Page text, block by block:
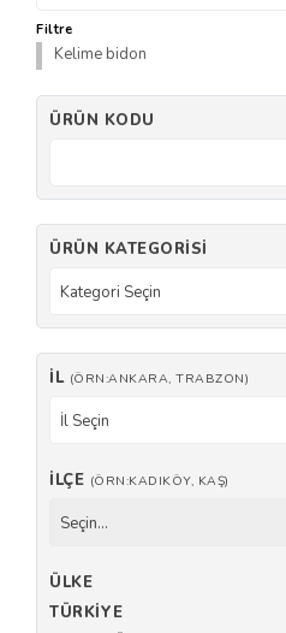
Filtre
Kelime bidon
ÜRÜN KODU
ÜRÜN KATEGORISI
Kategori Seçin
İL (ÖRN:ANKARA, TRABZON)
İl Seçin
İLÇE (ÖRN:KADIKÖY, KAŞ)
Seçin...
ÜLKE
TÜRKIYE